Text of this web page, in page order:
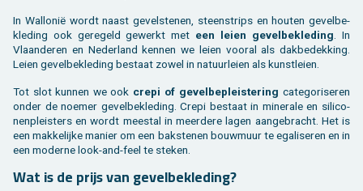
In Wal­lo­nië wordt naast ge­vel­ste­nen, steen­strips en hou­ten ge­vel­be­
kle­ding ook ge­re­geld ge­werkt met een leien ge­vel­be­kle­ding . In
Vlaan­de­ren en Ne­der­land ken­nen we leien voor­al als dak­be­dek­king.
Leien ge­vel­be­kle­ding be­staat zowel in na­tuur­lei­en als kunst­lei­en.
Tot slot kun­nen we ook crepi of ge­vel­be­pleis­te­ring ca­te­go­ri­se­ren
onder de noe­mer ge­vel­be­kle­ding. Crepi be­staat in mi­ne­ra­le en si­li­co­
nen­pleis­ters en wordt mee­st­al in meer­de­re lagen aan­ge­bracht. Het is
een mak­ke­lij­ke ma­nier om een bak­ste­nen bouw­muur te ega­li­se­ren en in
een mo­der­ne look-and-feel te ste­ken.
Wat is de prijs van ge­vel­be­kle­ding?